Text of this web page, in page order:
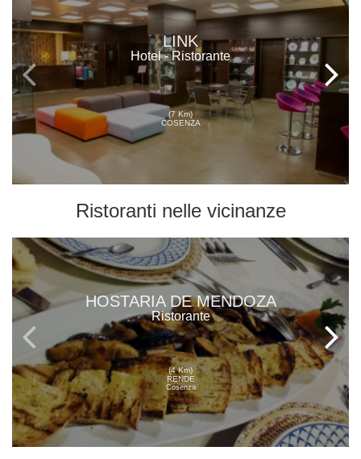
LINK
Hotel - Ristorante
(7 Km)
COSENZA
Ristoranti nelle vicinanze
HOSTARIA DE MENDOZA
Ristorante
(4 Km)
RENDE
Cosenza